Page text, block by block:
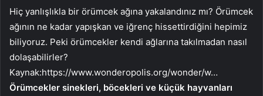
Hiç yanlışlıkla bir örümcek ağına yakalandınız mı? Örümcek
ağının ne kadar yapışkan ve iğrenç hissettirdiğini hepimiz
biliyoruz. Peki örümcekler kendi ağlarına takılmadan nasıl
dolaşabilirler?
Kaynak:https://www.wonderopolis.org/wonder/w…
Örümcekler sinekleri, böcekleri ve küçük hayvanları